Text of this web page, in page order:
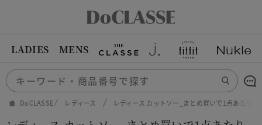
LADIES MENS
DoCLASSE レディース レディース カットソー_まとめ買いで1点あたり